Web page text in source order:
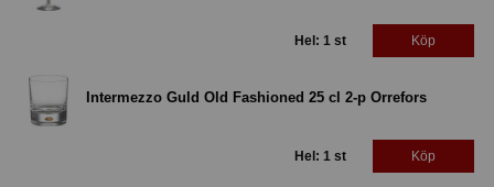
Hel: 1 st Köp
Intermezzo Guld Old Fashioned 25 cl 2-p Orrefors
Hel: 1 st Köp